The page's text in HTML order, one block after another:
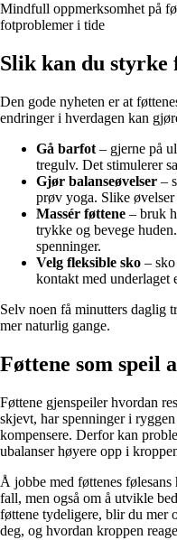
Mindfull oppmerksomhet på
fotproblemer i tide
Slik kan du styrke
Den gode nyheten er at
endringer i hverdagen kan
Gå barfot – gjerne på
tregulv. Det stimulerer
Gjør balanseøvelser –
prøv yoga. Slike
Massér føttene – bruk
trykke og bevege
spenninger.
Velg fleksible sko –
kontakt med underlaget
Selv noen få minutters daglig
mer naturlig gange.
Føttene som speil
Føttene gjenspeiler hvordan
skjevt, har spenninger i
kompensere. Derfor kan
ubalanser høyere opp i
Å jobbe med føttenes
fall, men også om å utvikle
føttene tydeligere, blir du mer
deg, og hvordan kroppen